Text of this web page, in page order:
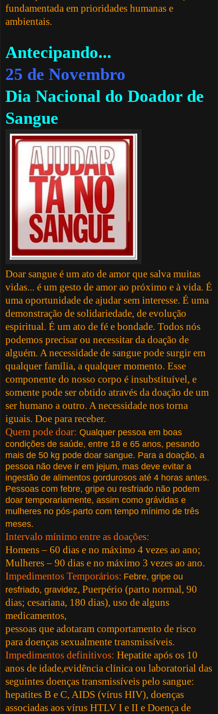
fundamentada em prioridades humanas e
ambientais.
Antecipando...
25 de Novembro
Dia Nacional do Doador de
Sangue
Doar sangue é um ato de amor que salva muitas
vidas... é um gesto de amor ao próximo e à vida. É
uma oportunidade de ajudar sem interesse. É uma
demonstração de solidariedade, de evolução
espiritual. É um ato de fé e bondade. Todos nós
podemos precisar ou necessitar da doação de
alguém. A necessidade de sangue pode surgir em
qualquer família, a qualquer momento. Esse
componente do nosso corpo é insubstituível, e
somente pode ser obtido através da doação de um
ser humano a outro. A necessidade nos torna
iguais. Doe para receber.
Quem pode doar: Qualquer pessoa em boas
condições de saúde, entre 18 e 65 anos, pesando
mais de 50 kg pode doar sangue. Para a doação, a
pessoa não deve ir em jejum, mas deve evitar a
ingestão de alimentos gordurosos até 4 horas antes.
Pessoas com febre, gripe ou resfriado não podem
doar temporariamente, assim como grávidas e
mulheres no pós-parto com tempo mínimo de três
meses.
Intervalo mínimo entre as doações:
Homens – 60 dias e no máximo 4 vezes ao ano;
Mulheres – 90 dias e no máximo 3 vezes ao ano.
Impedimentos Temporários: Febre, gripe ou
resfriado, gravidez, Puerpério (parto normal, 90
dias; cesariana, 180 dias), uso de alguns
medicamentos,
pessoas que adotaram comportamento de risco
para doenças sexualmente transmissíveis.
Impedimentos definitivos: Hepatite após os 10
anos de idade,evidência clínica ou laboratorial das
seguintes doenças transmissíveis pelo sangue:
hepatites B e C, AIDS (vírus HIV), doenças
associadas aos vírus HTLV I e II e Doença de